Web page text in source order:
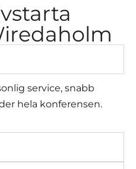
service, snabb
hela konferensen.